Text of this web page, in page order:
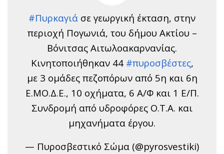
#Πυρκαγιά σε γεωργική έκταση, στην
περιοχή Πογωνιά, του δήμου Ακτίου –
Βόνιτσας Αιτωλοακαρνανίας.
Κινητοποιήθηκαν 44 #πυροσβέστες,
με 3 ομάδες πεζοπόρων από 5η και 6η
Ε.ΜΟ.Δ.Ε., 10 οχήματα, 6 Α/Φ και 1 Ε/Π.
Συνδρομή από υδροφόρες Ο.Τ.Α. και
μηχανήματα έργου.
— Πυροσβεστικό Σώμα (@pyrosvestiki)